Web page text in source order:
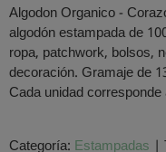
Algodon Organico -
algodón estampada de
ropa, patchwork, bolsos,
decoración. Gramaje de
Cada unidad
Categoría: Estampadas |